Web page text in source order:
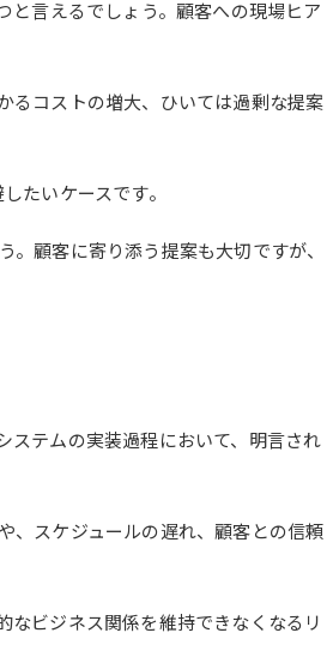
と言えるでしょう。顧客への現場ヒア
るコストの増大、ひいては過剰な提案
たいケースです。
顧客に寄り添う提案も大切ですが、
ステムの実装過程において、明言され
、スケジュールの遅れ、顧客との信頼
ビジネス関係を維持できなくなるリ